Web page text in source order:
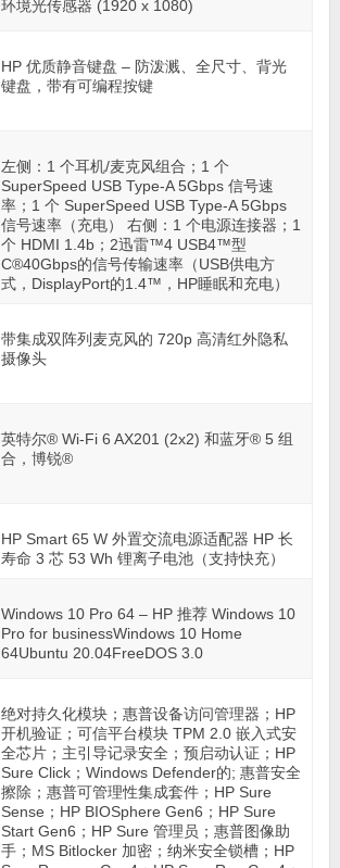
环境光传感器 (1920 x 1080)
HP 优质静音键盘 – 防泼溅、全尺寸、背光
键盘，带有可编程按键
左侧：1 个耳机/麦克风组合；1 个
SuperSpeed USB Type-A 5Gbps 信号速
率；1 个 SuperSpeed USB Type-A 5Gbps
信号速率（充电） 右侧：1 个电源连接器；1
个 HDMI 1.4b；2迅雷™4 USB4™型
C®40Gbps的信号传输速率（USB供电方
式，DisplayPort的1.4™，HP睡眠和充电）
带集成双阵列麦克风的 720p 高清红外隐私
摄像头
英特尔® Wi-Fi 6 AX201 (2x2) 和蓝牙® 5 组
合，博锐®
HP Smart 65 W 外置交流电源适配器 HP 长
寿命 3 芯 53 Wh 锂离子电池（支持快充）
Windows 10 Pro 64 – HP 推荐 Windows 10
Pro for businessWindows 10 Home
64Ubuntu 20.04FreeDOS 3.0
绝对持久化模块；惠普设备访问管理器；HP
开机验证；可信平台模块 TPM 2.0 嵌入式安
全芯片；主引导记录安全；预启动认证；HP
Sure Click；Windows Defender的; 惠普安全
擦除；惠普可管理性集成套件；HP Sure
Sense；HP BIOSphere Gen6；HP Sure
Start Gen6；HP Sure 管理员；惠普图像助
手；MS Bitlocker 加密；纳米安全锁槽；HP